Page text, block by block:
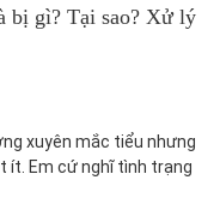
bị gì? Tại sao? Xử lý
xuyên mắc tiểu nhưng
ít. Em cứ nghĩ tình trạng